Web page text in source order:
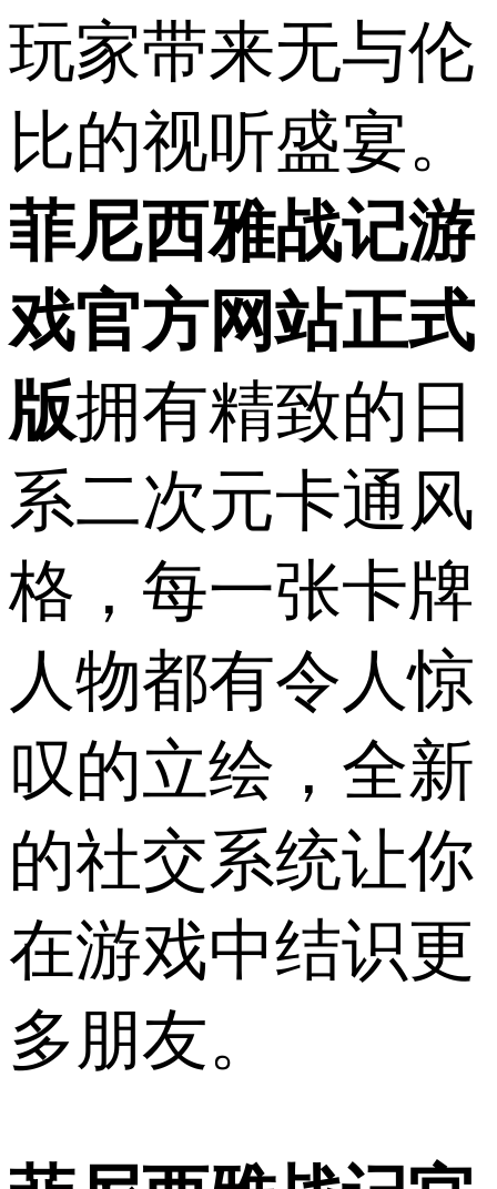
玩家带来无与伦
比的视听盛宴。
菲尼西雅战记游
戏官方网站正式
版拥有精致的日
系二次元卡通风
格，每一张卡牌
人物都有令人惊
叹的立绘，全新
的社交系统让你
在游戏中结识更
多朋友。